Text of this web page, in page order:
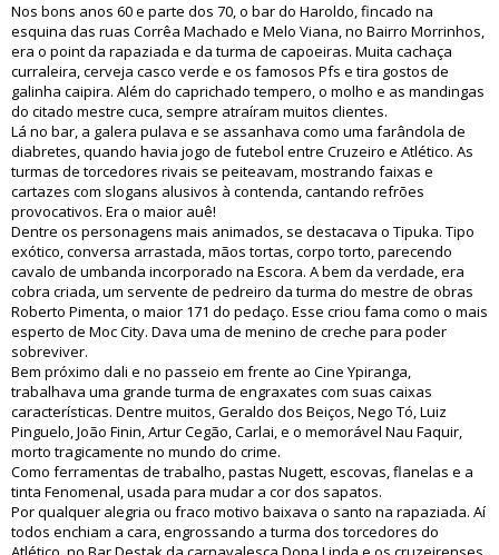
Nos bons anos 60 e parte dos 70, o bar do Haroldo, fincado na
esquina das ruas Corrêa Machado e Melo Viana, no Bairro Morrinhos,
era o point da rapaziada e da turma de capoeiras. Muita cachaça
curraleira, cerveja casco verde e os famosos Pfs e tira gostos de
galinha caipira. Além do caprichado tempero, o molho e as mandingas
do citado mestre cuca, sempre atraíram muitos clientes.
Lá no bar, a galera pulava e se assanhava como uma farândola de
diabretes, quando havia jogo de futebol entre Cruzeiro e Atlético. As
turmas de torcedores rivais se peiteavam, mostrando faixas e
cartazes com slogans alusivos à contenda, cantando refrões
provocativos. Era o maior auê!
Dentre os personagens mais animados, se destacava o Tipuka. Tipo
exótico, conversa arrastada, mãos tortas, corpo torto, parecendo
cavalo de umbanda incorporado na Escora. A bem da verdade, era
cobra criada, um servente de pedreiro da turma do mestre de obras
Roberto Pimenta, o maior 171 do pedaço. Esse criou fama como o mais
esperto de Moc City. Dava uma de menino de creche para poder
sobreviver.
Bem próximo dali e no passeio em frente ao Cine Ypiranga,
trabalhava uma grande turma de engraxates com suas caixas
características. Dentre muitos, Geraldo dos Beiços, Nego Tó, Luiz
Pinguelo, João Finin, Artur Cegão, Carlai, e o memorável Nau Faquir,
morto tragicamente no mundo do crime.
Como ferramentas de trabalho, pastas Nugett, escovas, flanelas e a
tinta Fenomenal, usada para mudar a cor dos sapatos.
Por qualquer alegria ou fraco motivo baixava o santo na rapaziada. Aí
todos enchiam a cara, engrossando a turma dos torcedores do